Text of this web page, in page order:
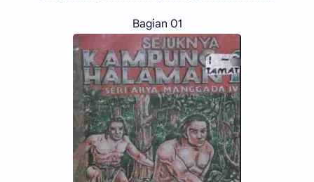
Bagian 01